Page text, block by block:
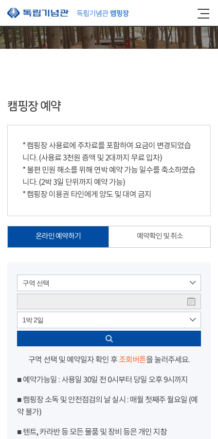
본문 바로가기
캠핑장 예약
* 캠핑장 사용료에 주차료를 포함하여 요금이 변경되었습
니다. (사용료 3천원 증액 및 2대까지 무료 입차)
* 불편 민원 해소를 위해 연박 예약 가능 일수를 축소하였습
니다. (2박 3일 단위까지 예약 가능)
* 캠핑장 이용권 타인에게 양도 및 대여 금지
온라인 예약하기 예약확인 및 취소
구역 선택
1박 2일
구역 선택 및 예약일자 확인 후 조회버튼을 눌러주세요.
■ 예약가능일 : 사용일 30일 전 0시부터 당일 오후 9시까지
■ 캠핑장 소독 및 안전점검의 날 실시 : 매월 첫째주 월요일 (예
약 불가)
■ 텐트, 카라반 등 모든 물품 및 장비 등은 개인 지참